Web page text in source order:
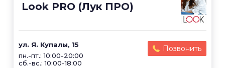
Look PRO (Лук ПРО)
ул. Я. Купалы, 15
пн.-пт.: 10:00-20:00
сб.-вс.: 10:00-18:00
Позвонить